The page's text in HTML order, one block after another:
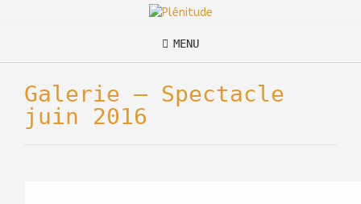
MENU
Galerie – Spectacle
juin 2016